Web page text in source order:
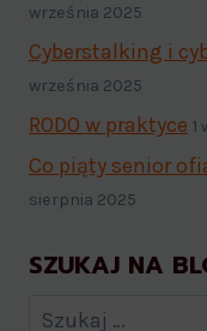
września 2025
Cyberstalking i
września 2025
RODO w praktyce 1
Co piąty senior
sierpnia 2025
SZUKAJ NA